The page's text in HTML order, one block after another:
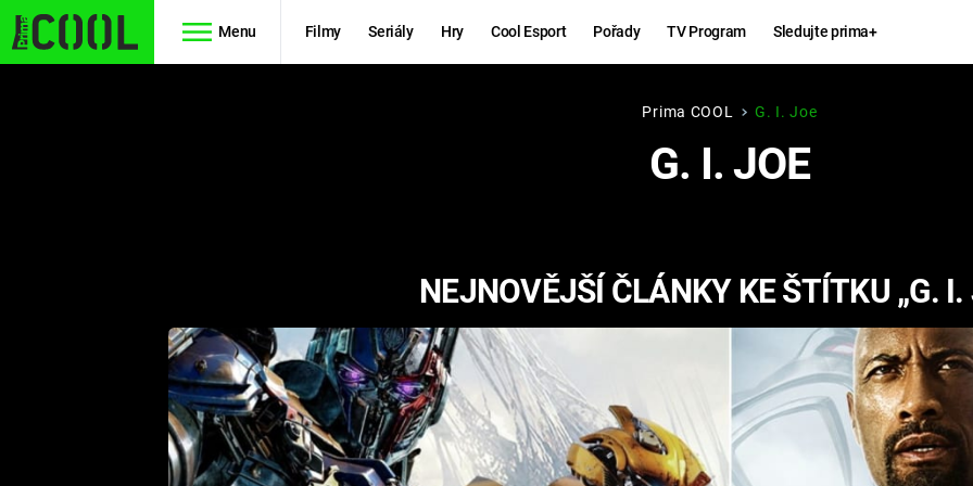
Menu Filmy Seriály Hry Cool Esport Pořady TV Program Sledujte prima+
FUTURAMA
RYCHLE A
ZBĚSILE 10
PREDÁTOR
KINGDOM
COME:
ESPORT
CHUCK
NORRIS
Prima COOL G. I. Joe
G. I. JOE
NEJNOVĚJŠÍ ČLÁNKY KE ŠTÍTKU „G. I.